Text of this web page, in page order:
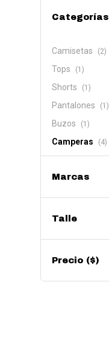
Categorías
Camisetas (2)
Tops (1)
Shorts (1)
Pantalones (1)
Buzos (1)
Camperas (4)
Marcas
Talle
Precio ($)